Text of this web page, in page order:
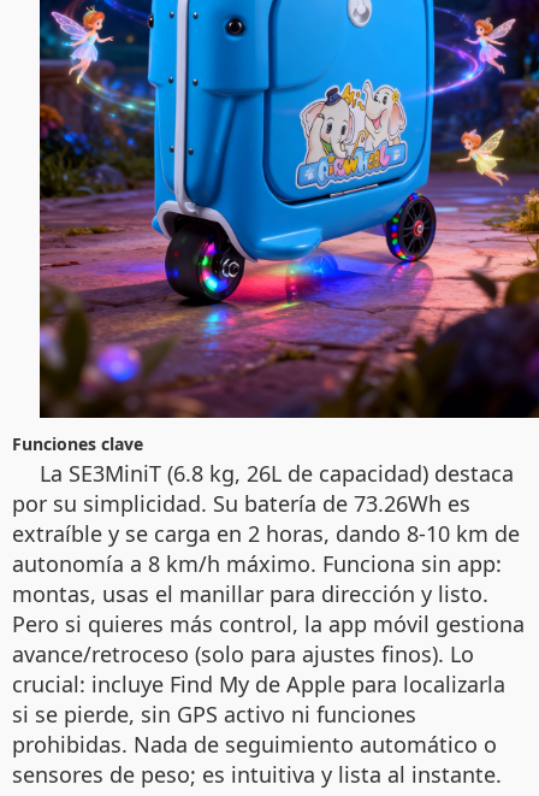
Funciones clave
La SE3MiniT (6.8 kg, 26L de capacidad) destaca
por su simplicidad. Su batería de 73.26Wh es
extraíble y se carga en 2 horas, dando 8-10 km de
autonomía a 8 km/h máximo. Funciona sin app:
montas, usas el manillar para dirección y listo.
Pero si quieres más control, la app móvil gestiona
avance/retroceso (solo para ajustes finos). Lo
crucial: incluye Find My de Apple para localizarla
si se pierde, sin GPS activo ni funciones
prohibidas. Nada de seguimiento automático o
sensores de peso; es intuitiva y lista al instante.